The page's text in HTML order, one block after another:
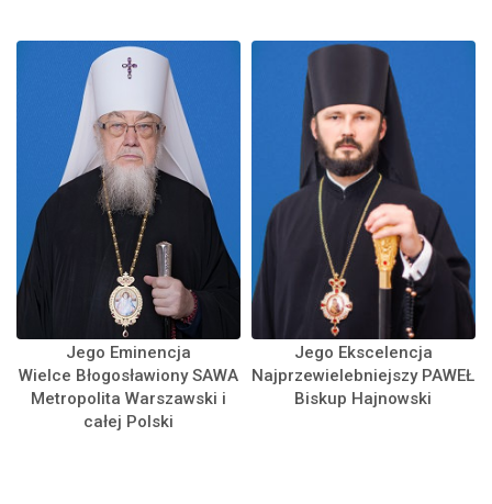
Jego Eminencja
Wielce Błogosławiony SAWA
Metropolita Warszawski i
całej Polski
Jego Ekscelencja
Najprzewielebniejszy PAWEŁ
Biskup Hajnowski